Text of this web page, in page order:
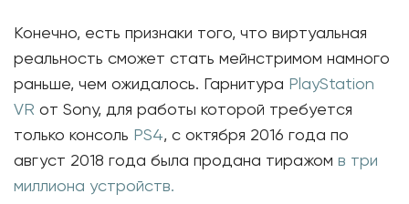
Конечно, есть признаки того, что виртуальная
реальность сможет стать мейнстримом намного
раньше, чем ожидалось. Гарнитура PlayStation
VR от Sony, для работы которой требуется
только консоль PS4, с октября 2016 года по
август 2018 года была продана тиражом в три
миллиона устройств.